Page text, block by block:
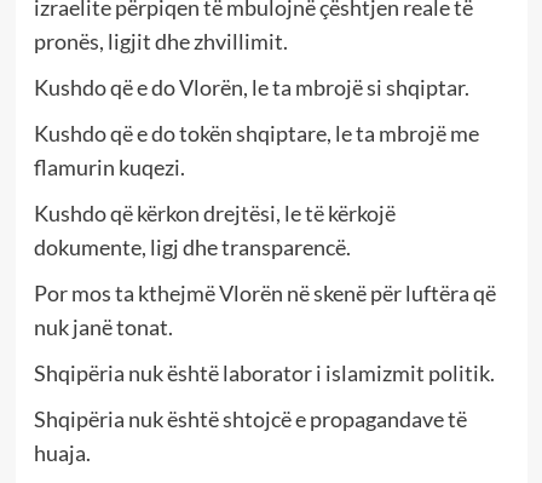
izraelite përpiqen të mbulojnë çështjen reale të
pronës, ligjit dhe zhvillimit.
Kushdo që e do Vlorën, le ta mbrojë si shqiptar.
Kushdo që e do tokën shqiptare, le ta mbrojë me
flamurin kuqezi.
Kushdo që kërkon drejtësi, le të kërkojë
dokumente, ligj dhe transparencë.
Por mos ta kthejmë Vlorën në skenë për luftëra që
nuk janë tonat.
Shqipëria nuk është laborator i islamizmit politik.
Shqipëria nuk është shtojcë e propagandave të
huaja.